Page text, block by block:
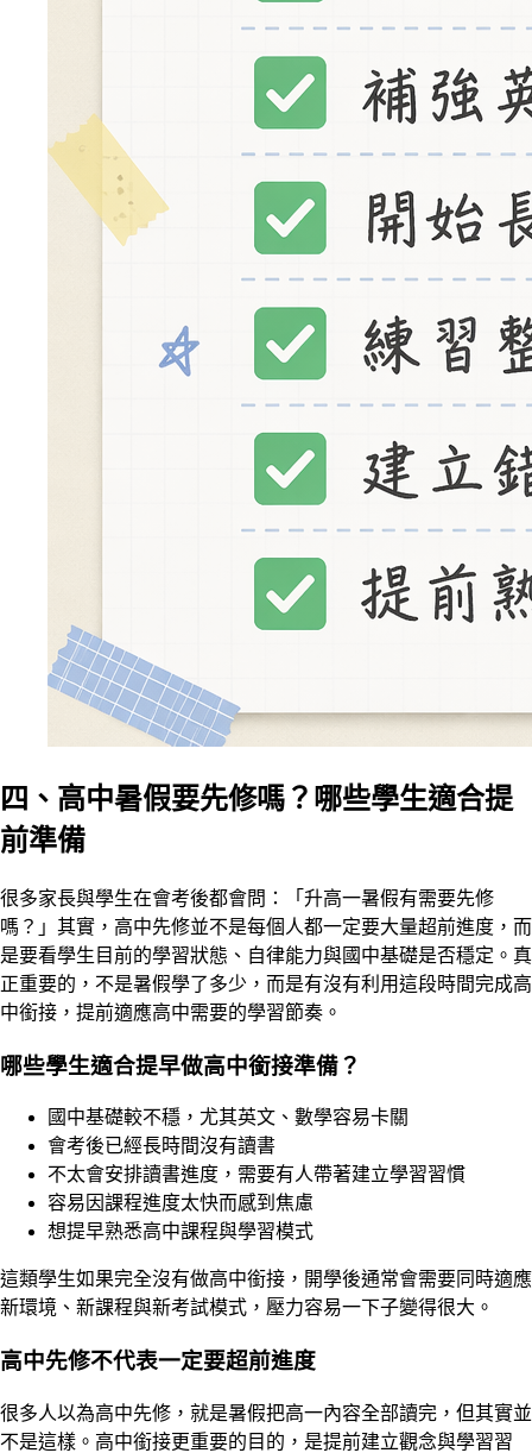
四、高中暑假要先修嗎？哪些學生適合提
前準備
很多家長與學生在會考後都會問：「升高一暑假有需要先修
嗎？」其實，高中先修並不是每個人都一定要大量超前進度，而
是要看學生目前的學習狀態、自律能力與國中基礎是否穩定。真
正重要的，不是暑假學了多少，而是有沒有利用這段時間完成高
中銜接，提前適應高中需要的學習節奏。
哪些學生適合提早做高中銜接準備？
國中基礎較不穩，尤其英文、數學容易卡關
會考後已經長時間沒有讀書
不太會安排讀書進度，需要有人帶著建立學習習慣
容易因課程進度太快而感到焦慮
想提早熟悉高中課程與學習模式
這類學生如果完全沒有做高中銜接，開學後通常會需要同時適應
新環境、新課程與新考試模式，壓力容易一下子變得很大。
高中先修不代表一定要超前進度
很多人以為高中先修，就是暑假把高一內容全部讀完，但其實並
不是這樣。高中銜接更重要的目的，是提前建立觀念與學習習